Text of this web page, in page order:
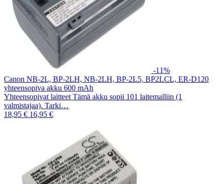
-11%
Canon NB-2L, BP-2LH, NB-2LH, BP-2L5, BP2LCL, ER-D120
yhteensopiva akku 600 mAh
Yhteensopivat laitteet Tämä akku sopii 101 laitemalliin (1
valmistajaa). Tarki…
18,95 € 16,95 €